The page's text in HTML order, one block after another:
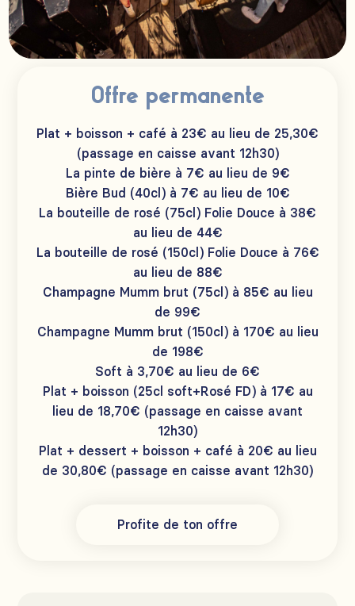
Offre permanente
Plat + boisson + café à 23€ au lieu de 25,30€
(passage en caisse avant 12h30)
La pinte de bière à 7€ au lieu de 9€
Bière Bud (40cl) à 7€ au lieu de 10€
La bouteille de rosé (75cl) Folie Douce à 38€
au lieu de 44€
La bouteille de rosé (150cl) Folie Douce à 76€
au lieu de 88€
Champagne Mumm brut (75cl) à 85€ au lieu
de 99€
Champagne Mumm brut (150cl) à 170€ au lieu
de 198€
Soft à 3,70€ au lieu de 6€
Plat + boisson (25cl soft+Rosé FD) à 17€ au
lieu de 18,70€ (passage en caisse avant
12h30)
Plat + dessert + boisson + café à 20€ au lieu
de 30,80€ (passage en caisse avant 12h30)
Profite de ton offre